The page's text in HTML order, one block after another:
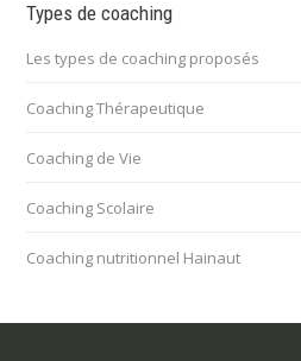
Types de coaching
Les types de coaching proposés
Coaching Thérapeutique
Coaching de Vie
Coaching Scolaire
Coaching nutritionnel Hainaut